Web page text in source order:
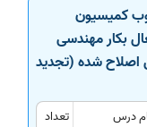
کمیسیون
بکار مهندسی
(کد 05)- جدول اصلاح شده (تجدید
درس
تعداد